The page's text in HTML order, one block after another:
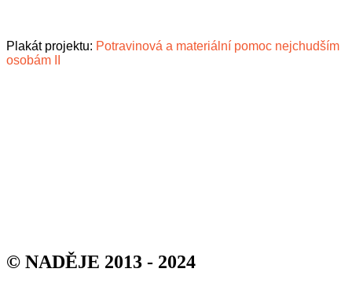
Plakát projektu: Potravinová a materiální pomoc nejchudším
osobám II
© NADĚJE 2013 - 2024